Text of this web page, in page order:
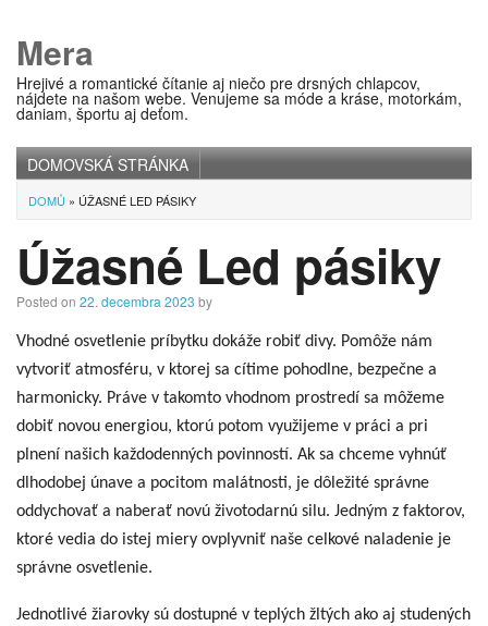
Mera
Hrejivé a romantické čítanie aj niečo pre drsných chlapcov,
nájdete na našom webe. Venujeme sa móde a kráse, motorkám,
daniam, športu aj deťom.
Main menu
DOMOVSKÁ STRÁNKA
DOMŮ » ÚŽASNÉ LED PÁSIKY
Úžasné Led pásiky
Posted on 22. decembra 2023 by
Vhodné osvetlenie príbytku dokáže robiť divy. Pomôže nám
vytvoriť atmosféru, v ktorej sa cítime pohodlne, bezpečne a
harmonicky. Práve v takomto vhodnom prostredí sa môžeme
dobiť novou energiou, ktorú potom využijeme v práci a pri
plnení našich každodenných povinností. Ak sa chceme vyhnúť
dlhodobej únave a pocitom malátnosti, je dôležité správne
oddychovať a naberať novú životodarnú silu. Jedným z faktorov,
ktoré vedia do istej miery ovplyvniť naše celkové naladenie je
správne osvetlenie.
Jednotlivé žiarovky sú dostupné v teplých žltých ako aj studených